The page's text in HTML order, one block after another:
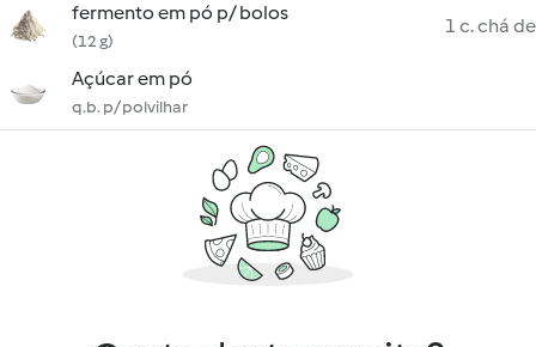
fermento em pó p/ bolos
(12 g)
1 c. chá de
Açúcar em pó
q.b. p/ polvilhar